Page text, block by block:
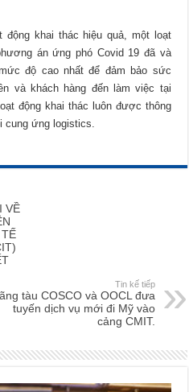
khai thác hiệu quả, một loạt
án ứng phó Covid 19 đã và
độ cao nhất để đảm bảo sức
và khách hàng đến làm việc tại
động khai thác luôn được thông
cung ứng logistics.
VỀ
Tin kế tiếp
tàu COSCO và OOCL đưa
tuyến dịch vụ mới đi Mỹ vào
cảng CMIT.